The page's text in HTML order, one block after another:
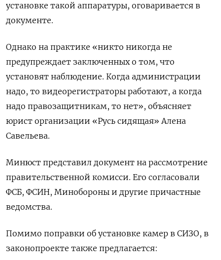
установке такой аппаратуры, оговаривается в
документе.
Однако на практике «никто никогда не
предупреждает заключенных о том, что
установят наблюдение. Когда администрации
надо, то видеорегистраторы работают, а когда
надо правозащитникам, то нет», объясняет
юрист организации «Русь сидящая» Алена
Савельева.
Минюст представил документ на рассмотрение
правительственной комисси. Его согласовали
ФСБ, ФСИН, Минобороны и другие причастные
ведомства.
Помимо поправки об установке камер в СИЗО, в
законопроекте также предлагается: